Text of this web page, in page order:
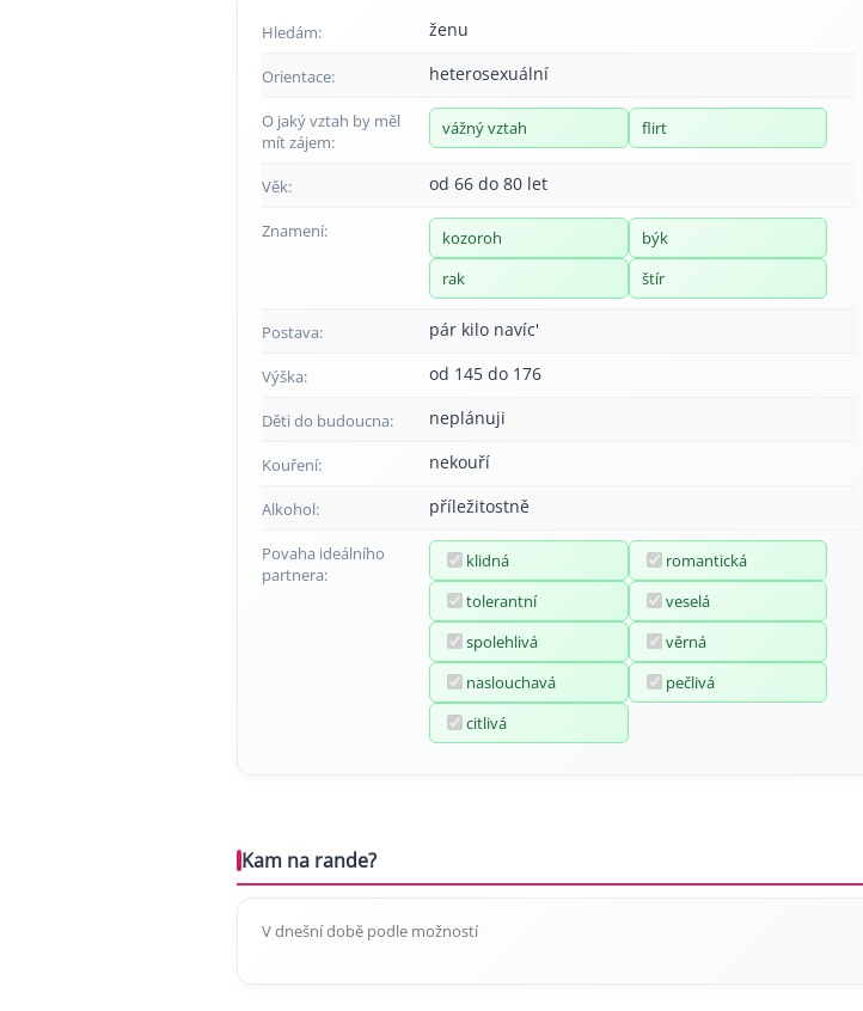
Hledám: ženu
Orientace: heterosexuální
O jaký vztah by měl
mít zájem:
vážný vztah flirt
Věk: od 66 do 80 let
Znamení: kozoroh
býk
rak
štír
Postava: pár kilo navíc'
Výška: od 145 do 176
Děti do budoucna: neplánuji
Kouření: nekouří
Alkohol: příležitostně
Povaha ideálního
partnera:
klidná
romantická
tolerantní
veselá
spolehlivá
věrná
naslouchavá
pečlivá
citlivá
Kam na rande?
V dnešní době podle možností